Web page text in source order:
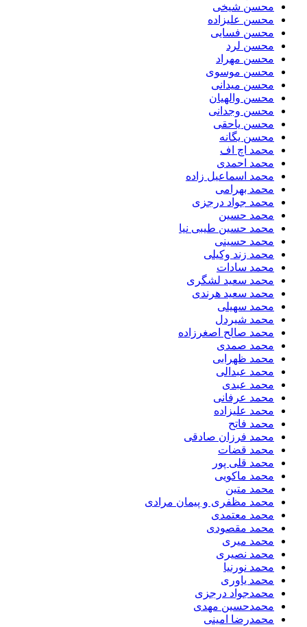
محسن شیخی
محسن علیزاده
محسن فسایی
محسن لرد
محسن مهراد
محسن موسوی
محسن میدانی
محسن والهیان
محسن وجدانی
محسن یاحقی
محسن یگانه
محمد اچ اف
محمد احمدی
محمد اسماعیل زاده
محمد بهرامی
محمد جواد درجزی
محمد حسین
محمد حسین طیبی نیا
محمد حسینی
محمد زند وکیلی
محمد سادات
محمد سعید لشگری
محمد سعید هرندی
محمد سهیلی
​محمد شیردل
محمد صالح اصغرزاده
محمد صمدی
محمد ظهرابی
محمد عبدالی
محمد عبدی
محمد عرفانی
محمد علیزاده
محمد فاتح
محمد فرزان صادقی
محمد قضات
محمد قلی پور
محمد ماکویی
محمد متین
محمد مظفری و پیمان مرادی
محمد معتمدی
محمد مقصودی
محمد میری
محمد نصیری
محمد نورنیا
محمد یاوری
محمدجواد درجزی
محمدحسین مهدی
محمدرضا امینی